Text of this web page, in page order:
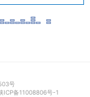
号
备11008806号-1